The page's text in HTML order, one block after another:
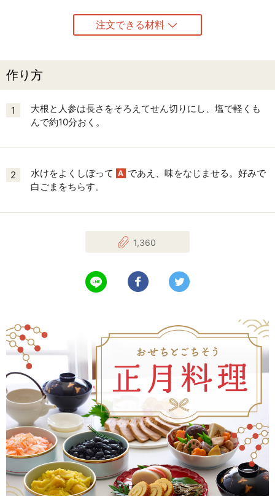
注文できる材料
作り方
1
大根と人参は長さをそろえてせん切りにし、塩で軽くも
んで約10分おく。
2 水けをよくしぼって A であえ、味をなじませる。好みで
白ごまをちらす。
1,360
LINEで送る Facebookでシェアする